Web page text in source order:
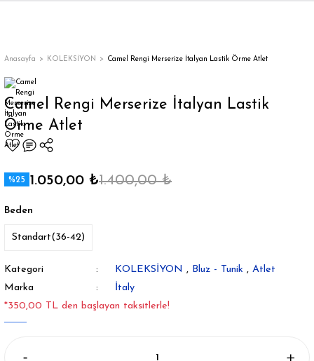
Trençkot
Trençkot
Anasayfa KOLEKSİYON Camel Rengi Merserize İtalyan Lastik Örme Atlet
Camel Rengi Merserize İtalyan Lastik
Örme Atlet
%25 1.050,00 ₺1.400,00 ₺
Beden
Standart(36-42)
Kategori KOLEKSİYON , Bluz - Tunik , Atlet
Marka
İtaly
*350,00 TL den başlayan taksitlerle!